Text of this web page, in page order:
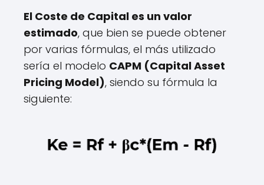
El Coste de Capital es un valor
estimado, que bien se puede obtener
por varias fórmulas, el más utilizado
sería el modelo CAPM (Capital Asset
Pricing Model), siendo su fórmula la
siguiente: